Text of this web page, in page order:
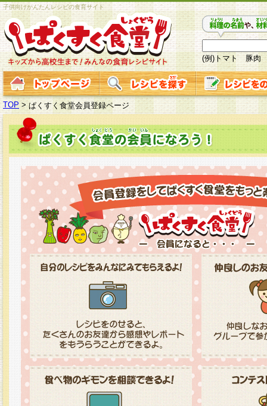
子供向けかんたんレシピの食育サイト
(例)トマト 豚肉
TOP > ぱくすく食堂会員登録ページ